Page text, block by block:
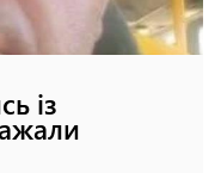
із